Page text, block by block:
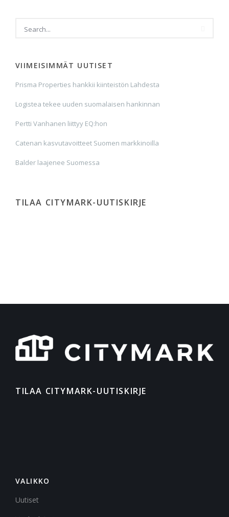
VIIMEISIMMÄT UUTISET
Prisma Properties hankkii kiinteistön Lahdesta
Logistea tekee uuden suomalaisen hankinnan
Pertti Vanhanen liittyy EQ:hon
Catenan kasvutavoitteet Suomen markkinoilla
Balder laajenee Suomessa
TILAA CITYMARK-UUTISKIRJE
TILAA CITYMARK-UUTISKIRJE
VALIKKO
Uutiset